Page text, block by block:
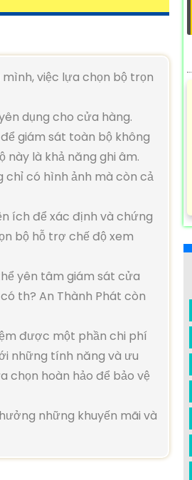
việc lựa chọn bộ trọn
dụng cho cửa hàng.
giám sát toàn bộ không
là khả năng ghi âm.
có hình ảnh mà còn cả
ích để xác định và chứng
bộ hỗ trợ chế độ xem
yên tâm giám sát cửa
th? An Thành Phát còn
được một phần chi phí
những tính năng và ưu
chọn hoàn hảo để bảo vệ
những khuyến mãi và